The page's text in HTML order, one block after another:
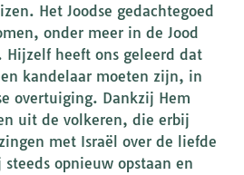
Het Joodse gedachtegoed
onder meer in de Jood
Hijzelf heeft ons geleerd dat
kandelaar moeten zijn, in
overtuiging. Dankzij Hem
uit de volkeren, die erbij
met Israël over de liefde
opnieuw opstaan en